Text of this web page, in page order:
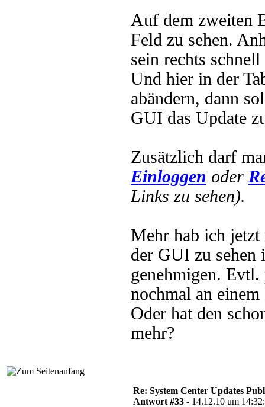
Auf dem zweiten
Feld zu sehen.
sein rechts
Und hier in der
abändern, dann
GUI das Update
Zusätzlich darf
Einloggen oder
Links zu sehen).
Mehr hab ich jetzt
der GUI zu sehen
genehmigen. Evtl.
nochmal an
Oder hat den
mehr?
Re: System Center Updates
Antwort #33 - 14.12.10 um